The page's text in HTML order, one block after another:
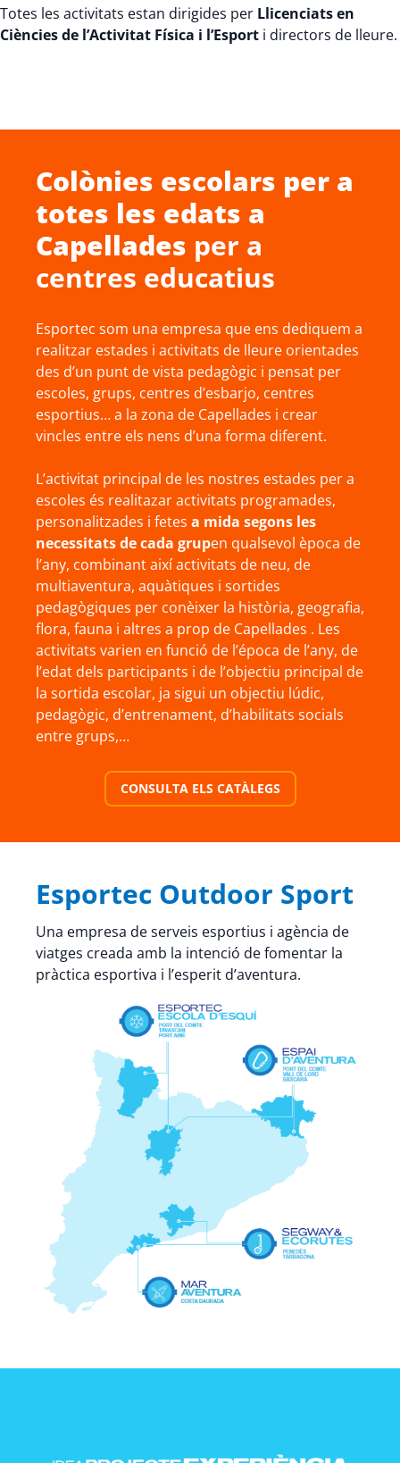
Totes les activitats estan dirigides per Llicenciats en
Ciències de l’Activitat Física i l’Esport i directors de lleure.
Colònies escolars per a
totes les edats a
Capellades per a
centres educatius
Esportec som una empresa que ens dediquem a
realitzar estades i activitats de lleure orientades
des d’un punt de vista pedagògic i pensat per
escoles, grups, centres d’esbarjo, centres
esportius… a la zona de Capellades i crear
vincles entre els nens d’una forma diferent.
L’activitat principal de les nostres estades per a
escoles és realitazar activitats programades,
personalitzades i fetes a mida segons les
necessitats de cada grupen qualsevol època de
l’any, combinant així activitats de neu, de
multiaventura, aquàtiques i sortides
pedagògiques per conèixer la història, geografia,
flora, fauna i altres a prop de Capellades . Les
activitats varien en funció de l’época de l’any, de
l’edat dels participants i de l’objectiu principal de
la sortida escolar, ja sigui un objectiu lúdic,
pedagògic, d’entrenament, d’habilitats socials
entre grups,…
CONSULTA ELS CATÀLEGS
Esportec Outdoor Sport
Una empresa de serveis esportius i agència de
viatges creada amb la intenció de fomentar la
pràctica esportiva i l’esperit d’aventura.